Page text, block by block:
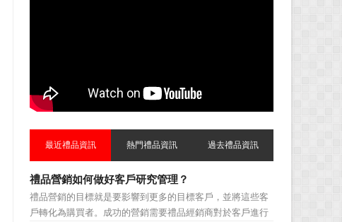
最近禮品資訊 熱門禮品資訊 過去禮品資訊
禮品營銷如何做好客戶研究管理？
禮品營銷的目標就是要影響到更多的目標客戶，並將這些客
戶轉化為購買者。成功的營銷需要禮品經銷商對於客戶進行